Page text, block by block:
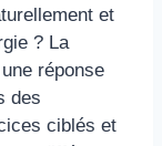
et
? La
réponse
des
ciblés et